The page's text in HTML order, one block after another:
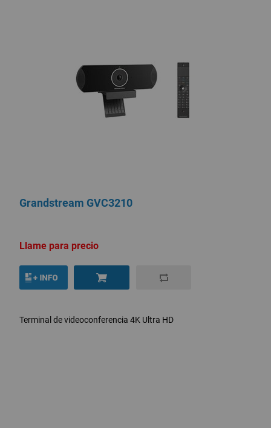
Grandstream GVC3210
Llame para precio
Terminal de videoconferencia 4K Ultra HD